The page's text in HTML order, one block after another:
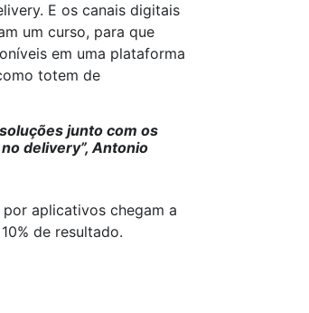
E os canais digitais
um curso, para que
em uma plataforma
totem de
junto com os
delivery”, Antonio
aplicativos chegam a
de resultado.